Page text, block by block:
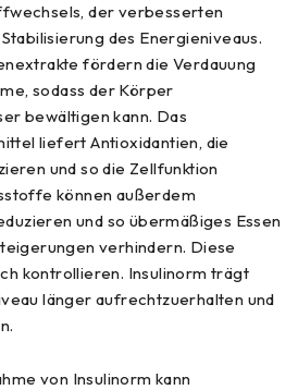
der verbesserten
des Energieniveaus.
fördern die Verdauung
sodass der Körper
bewältigen kann. Das
liefert Antioxidantien, die
und so die Zellfunktion
können außerdem
und so übermäßiges Essen
verhindern. Diese
kontrollieren. Insulinorm trägt
länger aufrechtzuerhalten und
von Insulinorm kann